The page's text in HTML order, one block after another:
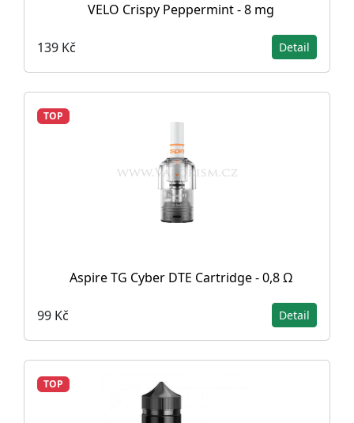
VELO Crispy Peppermint - 8 mg
139 Kč Detail
TOP
Aspire TG Cyber DTE Cartridge - 0,8 Ω
99 Kč Detail
TOP